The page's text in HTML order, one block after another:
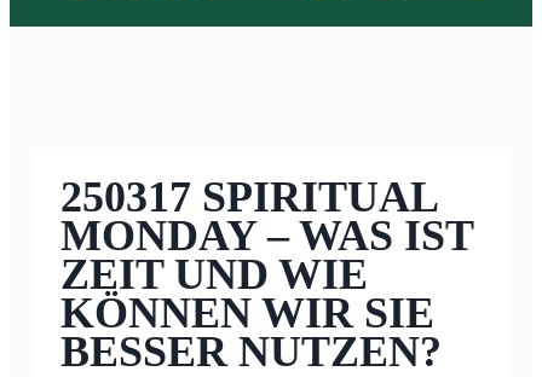
250317 SPIRITUAL
MONDAY – WAS IST
ZEIT UND WIE
KÖNNEN WIR SIE
BESSER NUTZEN?